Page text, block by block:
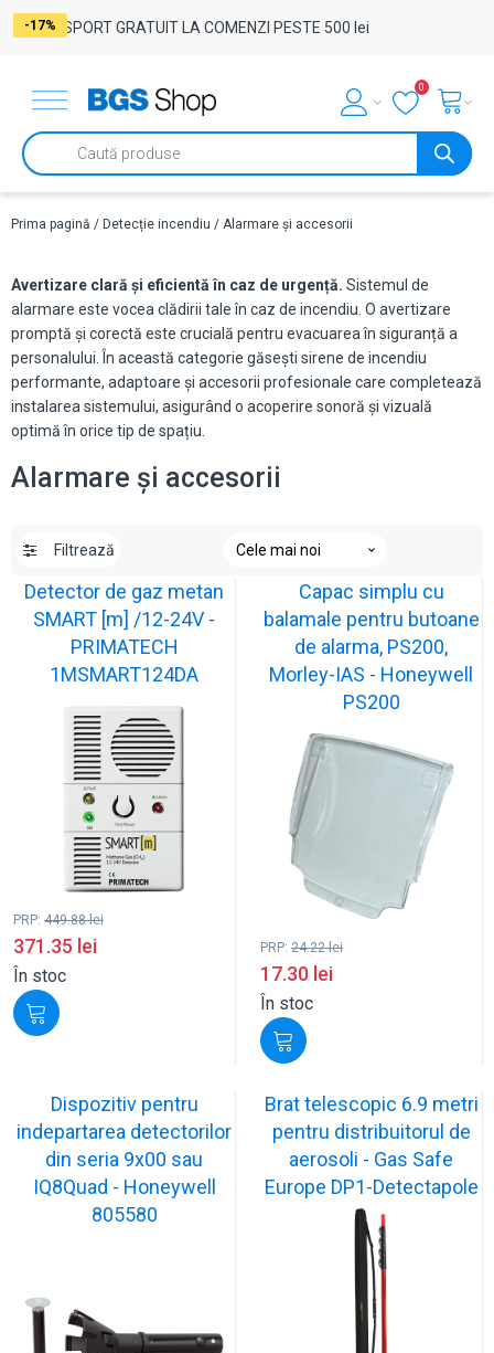
TRANSPORT GRATUIT LA COMENZI PESTE 500 lei
0
Products
search
Prima pagină / Detecție incendiu / Alarmare și accesorii
Avertizare clară și eficientă în caz de urgență. Sistemul de
alarmare este vocea clădirii tale în caz de incendiu. O avertizare
promptă și corectă este crucială pentru evacuarea în siguranță a
personalului. În această categorie găsești sirene de incendiu
performante, adaptoare și accesorii profesionale care completează
instalarea sistemului, asigurând o acoperire sonoră și vizuală
optimă în orice tip de spațiu.
Alarmare și accesorii
Filtrează
-17%
Detector de gaz metan
SMART [m] /12-24V -
PRIMATECH
1MSMART124DA
PRP: 449.88lei
371.35 lei
În stoc
-29%
Capac simplu cu
balamale pentru butoane
de alarma, PS200,
Morley-IAS - Honeywell
PS200
PRP: 24.22lei
17.30 lei
În stoc
-17%
Dispozitiv pentru
indepartarea detectorilor
din seria 9x00 sau
IQ8Quad - Honeywell
805580
-50%
Brat telescopic 6.9 metri
pentru distribuitorul de
aerosoli - Gas Safe
Europe DP1-Detectapole
-50%
-50%
-50%
-50%
-50%
-50%
-17%
-17%
-29%
-17%
-18%
-23%
-17%
-17%
-17%
-17%
-17%
-40%
-17%
-17%
-17%